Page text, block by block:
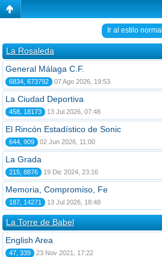
Ir al estilo normal
La Rosaleda
General Málaga C.F.
6834, 673792 07 Ago 2026, 19:53
La Ciudad Deportiva
458, 18173 13 Jul 2026, 07:48
El Rincón Estadístico de Sonic
644, 909 02 Jun 2026, 11:00
La Grada
215, 8876 19 Dic 2024, 23:16
Memoria, Compromiso, Fe
187, 14271 13 Jul 2026, 18:48
La Torre de Babel
English Area
47, 339 23 Nov 2021, 17:22